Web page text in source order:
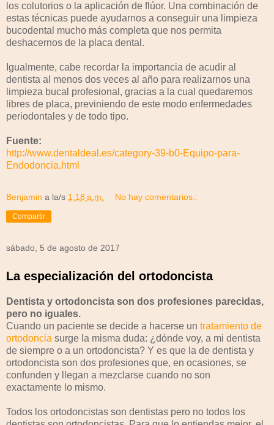
los colutorios o la aplicación de flúor. Una combinación de
estas técnicas puede ayudarnos a conseguir una limpieza
bucodental mucho más completa que nos permita
deshacernos de la placa dental.
Igualmente, cabe recordar la importancia de acudir al
dentista al menos dos veces al año para realizarnos una
limpieza bucal profesional, gracias a la cual quedaremos
libres de placa, previniendo de este modo enfermedades
periodontales y de todo tipo.
Fuente:
http://www.dentaldeal.es/category-39-b0-Equipo-para-
Endodoncia.html
Benjamin a la/s 1:18 a.m. No hay comentarios.:
Compartir
sábado, 5 de agosto de 2017
La especialización del ortodoncista
Dentista y ortodoncista son dos profesiones parecidas,
pero no iguales.
Cuando un paciente se decide a hacerse un tratamiento de
ortodoncia surge la misma duda: ¿dónde voy, a mi dentista
de siempre o a un ortodoncista? Y es que la de dentista y
ortodoncista son dos profesiones que, en ocasiones, se
confunden y llegan a mezclarse cuando no son
exactamente lo mismo.
Todos los ortodoncistas son dentistas pero no todos los